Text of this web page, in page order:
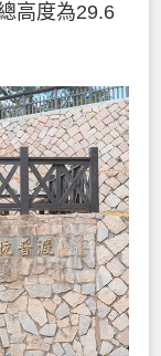
高度為29.6